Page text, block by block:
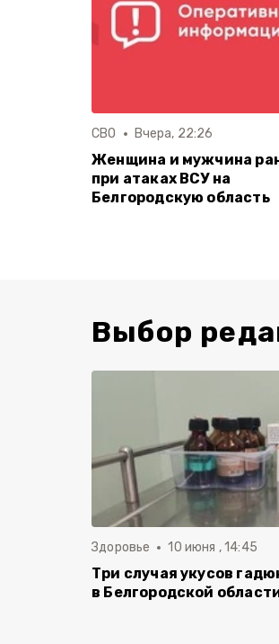
СВО Вчера, 22:26
Женщина и мужчина
при атаках ВСУ на
Белгородскую область
Выбор
Здоровье 10 июня , 14:45
Три случая укусов
в Белгородской